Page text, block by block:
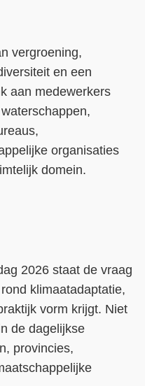
vergroening,
en een
aan medewerkers
organisaties
domein.
2026 staat de vraag
klimaatadaptatie,
vorm krijgt. Niet
de dagelijkse
provincies,